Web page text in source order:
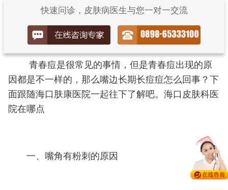
快速问诊，皮肤病医生与您一对一交流
青春痘是很常见的事情，但是青春痘出现的原
因都是不一样的，那么嘴边长期长痘痘怎么回事？下
面跟随海口肤康医院一起往下了解吧。海口皮肤科医
院在哪点
一、嘴角有粉刺的原因